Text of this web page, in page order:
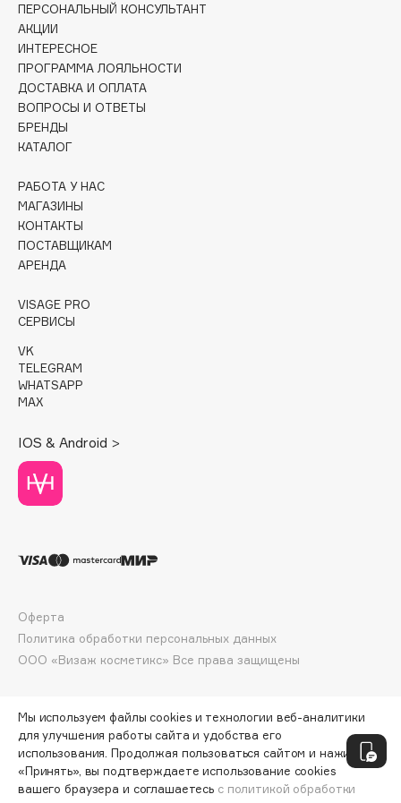
Collagenina
Consly
Corimo
CosRX
Cottolina
Crescina
Curaprox
D
DABO
Darphin
Davines
Dessange
Dior
Divage
Dorco
Dr. Vranjes Firenze
Dr.Althea
Dr.Ceuracle
DSD de Luxe
Dyson
ПЕРСОНАЛЬНЫЙ КОНСУЛЬТАНТ
АКЦИИ
ИНТЕРЕСНОЕ
ПРОГРАММА ЛОЯЛЬНОСТИ
ДОСТАВКА И ОПЛАТА
ВОПРОСЫ И ОТВЕТЫ
БРЕНДЫ
КАТАЛОГ
РАБОТА У НАС
МАГАЗИНЫ
КОНТАКТЫ
ПОСТАВЩИКАМ
АРЕНДА
VISAGE PRO
СЕРВИСЫ
VK
TELEGRAM
WHATSAPP
MAX
IOS & Android >
ООО «Визаж косметикс» Все права защищены
Оферта
Политика обработки персональных данных
Мы используем файлы cookies и технологии веб-аналитики
для улучшения работы сайта и удобства его
использования. Продолжая пользоваться сайтом и нажимая
«Принять», вы подтверждаете использование cookies
вашего браузера и соглашаетесь с политикой обработки